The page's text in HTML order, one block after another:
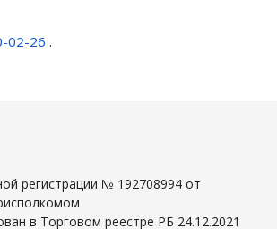
02-26 .
регистрации № 192708994 от
в Торговом реестре РБ 24.12.2021